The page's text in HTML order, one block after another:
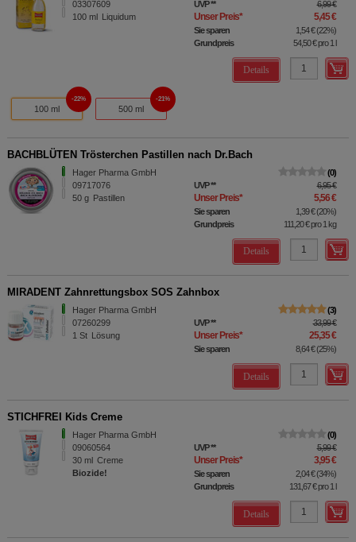
03307609
100 ml Liquidum
UVP** 6,99 €
Unser Preis* 5,45 €
Sie sparen 1,54 €(22%)
Grundpreis
54,50 €pro 1 l
Details
100 ml
22%
500 ml
21%
BACHBLÜTEN Trösterchen Pastillen nach Dr.Bach
Hager Pharma GmbH
09717076
50 g Pastillen
0
UVP** 6,95 €
Unser Preis* 5,56 €
Sie sparen 1,39 €(20%)
Grundpreis
111,20 €pro 1 kg
Details
MIRADENT Zahnrettungsbox SOS Zahnbox
Hager Pharma GmbH
07260299
1 St Lösung
3
UVP** 33,99 €
Unser Preis* 25,35 €
Sie sparen 8,64 €(25%)
Details
STICHFREI Kids Creme
Hager Pharma GmbH
09060564
30 ml Creme
Biozide!
0
UVP** 5,99 €
Unser Preis* 3,95 €
Sie sparen 2,04 €(34%)
Grundpreis
131,67 €pro 1 l
Details